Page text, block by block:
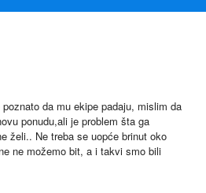
da mu ekipe padaju, mislim da
ponudu,ali je problem šta ga
želi.. Ne treba se uopće brinut oko
ne možemo bit, a i takvi smo bili